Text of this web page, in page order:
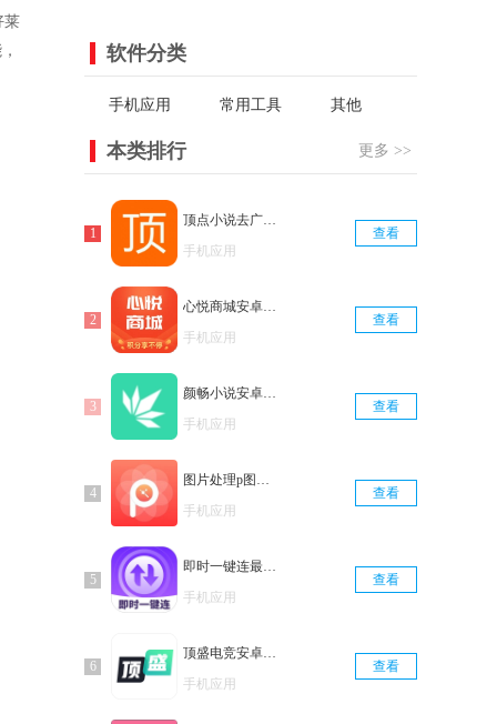
莱
软件分类
手机应用 常用工具 其他
本类排行 更多 >>
顶点小说去广告版
手机应用
查看
心悦商城安卓直装版
手机应用
查看
颜畅小说安卓官方版
手机应用
查看
图片处理p图直装版
手机应用
查看
即时一键连最新版
手机应用
查看
顶盛电竞安卓直装版
手机应用
查看